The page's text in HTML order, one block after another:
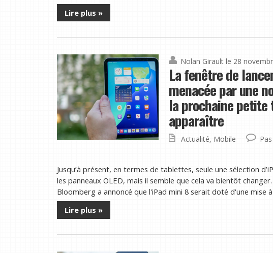
Lire plus »
Nolan Girault le 28
La fenêtre de
menacée par une
la prochaine
apparaître
Actualité, Mobile
Jusqu’à présent, en termes de tablettes, seule une sélection
les panneaux OLED, mais il semble que cela va bientôt
Bloomberg a annoncé que l'iPad mini 8 serait doté d'une mise
Lire plus »